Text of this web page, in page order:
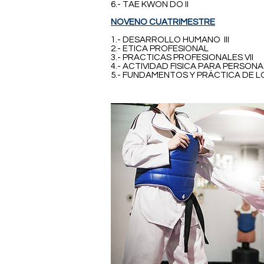
6.- TAE KWON DO II
NOVENO CUATRIMESTRE
1.- DESARROLLO HUMANO III
2.- ETICA PROFESIONAL
3.- PRACTICAS PROFESIONALES VII
4.- ACTIVIDAD FISICA PARA
5.- FUNDAMENTOS Y PRÁCTICA DE